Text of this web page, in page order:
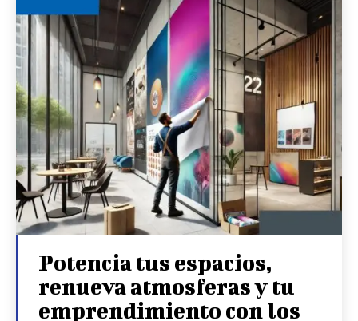
Potencia tus espacios,
renueva atmosferas y tu
emprendimiento con los